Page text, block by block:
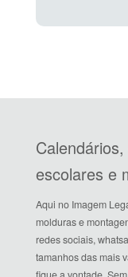
escolares e
Aqui no Imagem
molduras e
redes sociais,
tamanhos das mais